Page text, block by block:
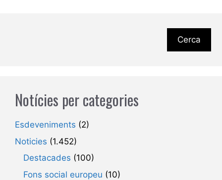
Cerca
Notícies per categories
Esdeveniments (2)
Noticies (1.452)
Destacades (100)
Fons social europeu (10)